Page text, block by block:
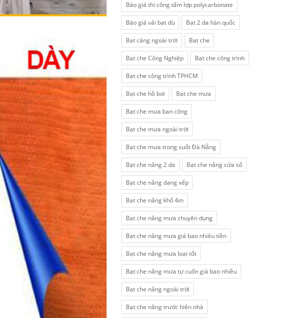
Báo giá thi công tấm lợp polycarbonate
Báo giá vải bạt dù Bạt 2 da hàn quốc
Bạt căng ngoài trời Bạt che
Bạt che Công Nghiệp Bạt che công trình
Bạt che công trình TPHCM
Bạt che hồ bơi Bạt che mưa
Bạt che mưa ban công
Bạt che mưa ngoài trời
Bạt che mưa trong suốt Đà Nẵng
Bạt che nắng 2 da Bạt che nắng cửa sổ
Bạt che nắng dạng xếp
Bạt che nắng khổ 4m
Bạt che nắng mưa chuyên dụng
Bạt che nắng mưa giá bao nhiêu tiền
Bạt che nắng mưa loại tốt
Bạt che nắng mưa tự cuốn giá bao nhiều
Bạt che nắng ngoài trời
Bạt che nắng trước hiên nhà